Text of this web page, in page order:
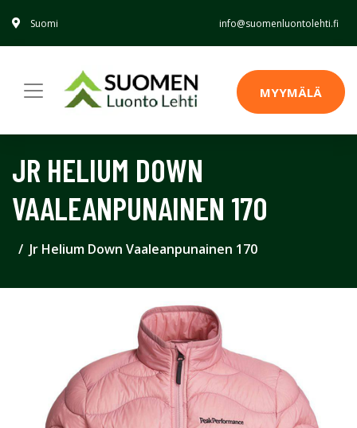
Suomi info@suomenluontolehti.fi
MYYMÄLÄ
JR HELIUM DOWN
VAALEANPUNAINEN 170
Jr Helium Down Vaaleanpunainen 170